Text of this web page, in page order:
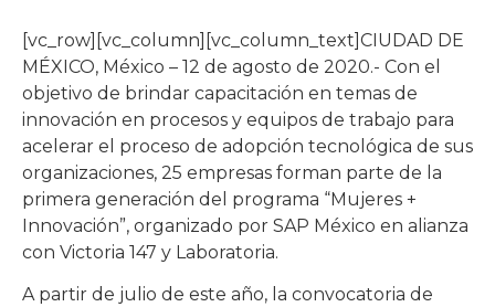
[vc_row][vc_column][vc_column_text]CIUDAD DE
MÉXICO, México – 12 de agosto de 2020.- Con el
objetivo de brindar capacitación en temas de
innovación en procesos y equipos de trabajo para
acelerar el proceso de adopción tecnológica de sus
organizaciones, 25 empresas forman parte de la
primera generación del programa “Mujeres +
Innovación”, organizado por SAP México en alianza
con Victoria 147 y Laboratoria.
A partir de julio de este año, la convocatoria de